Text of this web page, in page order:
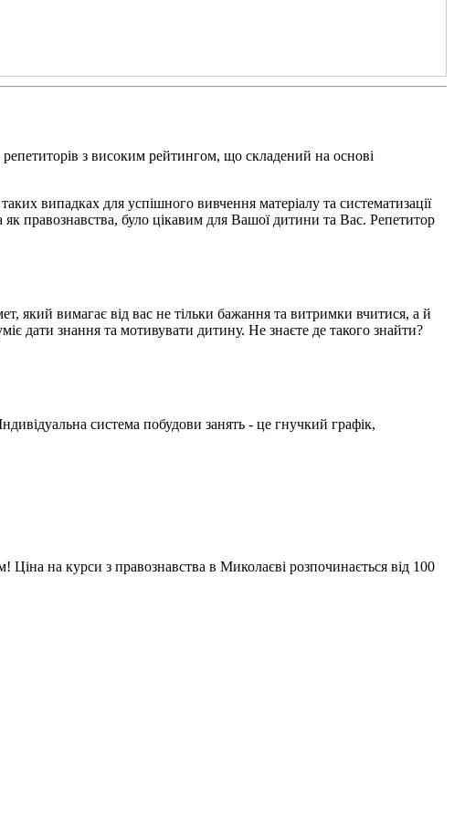
з високим рейтингом, що складений на основі
випадках для успішного вивчення матеріалу та систематизації
правознавства, було цікавим для Вашої дитини та Вас. Репетитор
який вимагає від вас не тільки бажання та витримки вчитися, а й
дати знання та мотивувати дитину. Не знаєте де такого знайти?
система побудови занять - це гнучкий графік,
Ціна на курси з правознавства в Миколаєві розпочинається від 100